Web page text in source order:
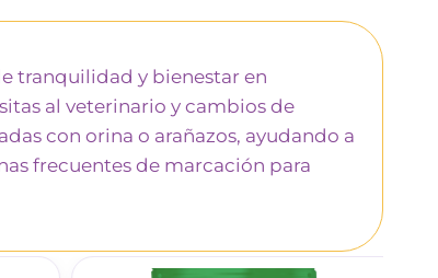
tranquilidad y bienestar en
al veterinario y cambios de
con orina o arañazos, ayudando a
frecuentes de marcación para